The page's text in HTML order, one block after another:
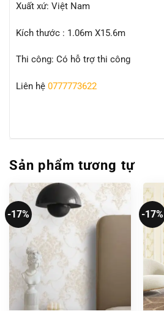
Xuất xứ: Việt Nam
Kích thước : 1.06m X15.6m
Thi công: Có hỗ trợ thi công
Liên hệ 0777773622
Sản phẩm tương tự
-17% -17%